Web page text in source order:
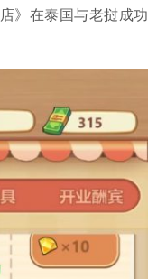
》在泰国与老挝成功